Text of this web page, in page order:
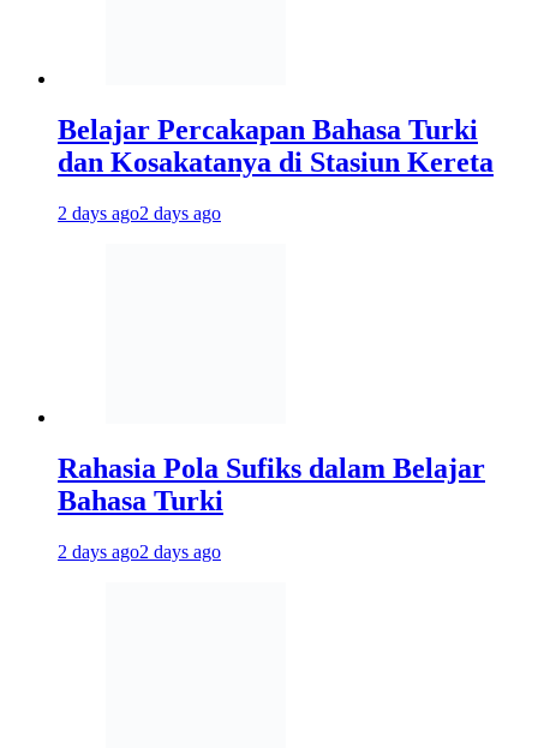
Belajar Percakapan Bahasa Turki
dan Kosakatanya di Stasiun Kereta
2 days ago2 days ago
Rahasia Pola Sufiks dalam Belajar
Bahasa Turki
2 days ago2 days ago